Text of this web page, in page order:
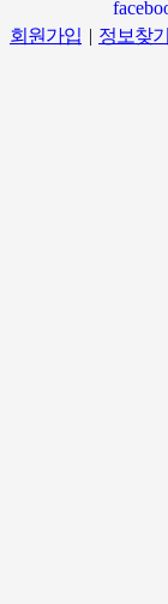
회원가입 | 정보찾기